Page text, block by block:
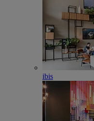
ibis